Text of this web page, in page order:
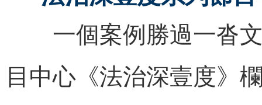
一個案例勝過一沓文
目中心《法治深壹度》